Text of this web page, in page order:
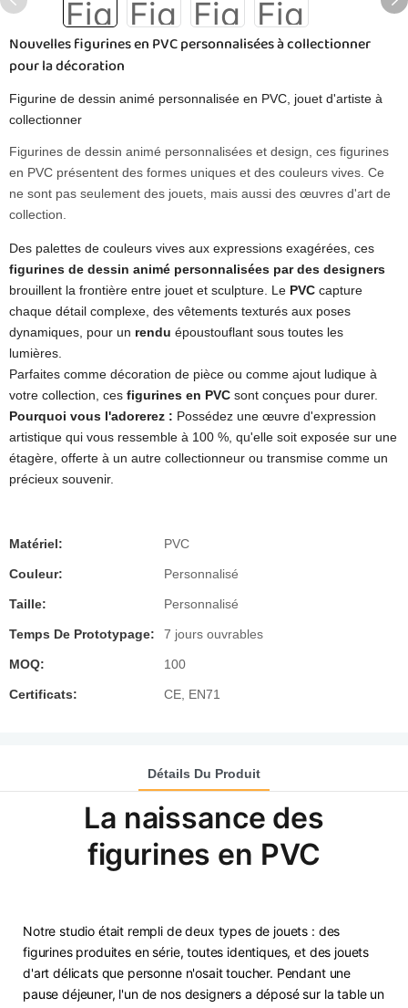
Nouvelles figurines en PVC personnalisées à collectionner
pour la décoration
Figurine de dessin animé personnalisée en PVC, jouet d'artiste à
collectionner
Figurines de dessin animé personnalisées et design, ces figurines
en PVC présentent des formes uniques et des couleurs vives. Ce
ne sont pas seulement des jouets, mais aussi des œuvres d'art de
collection.
Des palettes de couleurs vives aux expressions exagérées, ces
figurines de dessin animé personnalisées par des designers
brouillent la frontière entre jouet et sculpture. Le PVC capture
chaque détail complexe, des vêtements texturés aux poses
dynamiques, pour un rendu époustouflant sous toutes les
lumières.
Parfaites comme décoration de pièce ou comme ajout ludique à
votre collection, ces figurines en PVC sont conçues pour durer.
Pourquoi vous l'adorerez : Possédez une œuvre d'expression
artistique qui vous ressemble à 100 %, qu'elle soit exposée sur une
étagère, offerte à un autre collectionneur ou transmise comme un
précieux souvenir.
Matériel: PVC
Couleur: Personnalisé
Taille: Personnalisé
Temps De Prototypage: 7 jours ouvrables
MOQ: 100
Certificats: CE, EN71
Détails Du Produit
La naissance des
figurines en PVC
Notre studio était rempli de deux types de jouets : des
figurines produites en série, toutes identiques, et des jouets
d'art délicats que personne n'osait toucher. Pendant une
pause déjeuner, l'un de nos designers a déposé sur la table un